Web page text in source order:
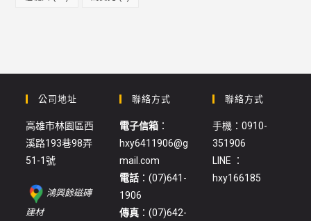
公司地址
高雄市林園區西
溪路193巷98弄
51-1號
鴻興餘磁磚
建材:
聯絡方式
電子信箱：
hxy6411906@g
mail.com
電話：(07)641-
1906
傳真：(07)642-
聯絡方式
手機：0910-
351906
LINE ：
hxy166185